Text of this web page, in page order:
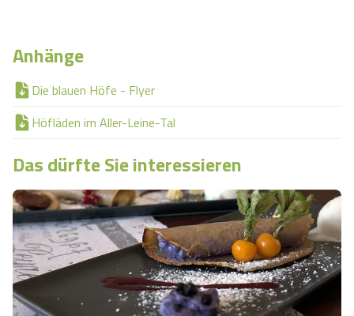
Anhänge
Die blauen Höfe - Flyer
Höfläden im Aller-Leine-Tal
Das dürfte Sie interessieren